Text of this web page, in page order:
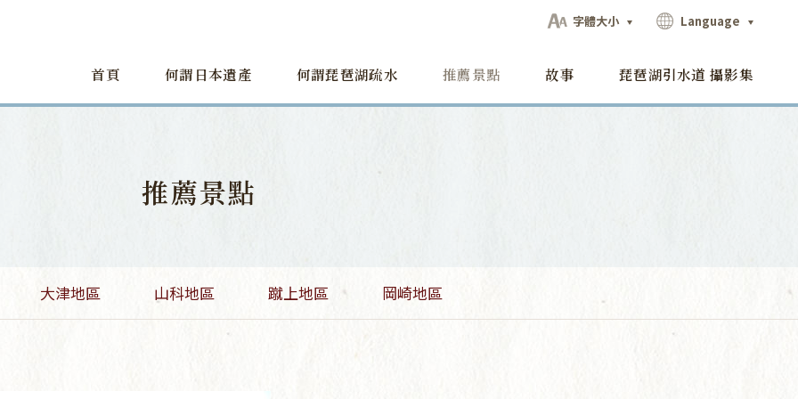
字體大小 Language
首頁 何謂日本遺產 何謂琵琶湖疏水 推薦景點 故事 琵琶湖引水道 攝影集
推薦景點
大津地區 山科地區 蹴上地區 岡崎地區